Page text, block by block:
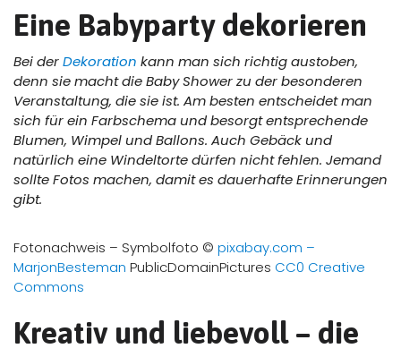
Eine Babyparty dekorieren
Bei derDekoration kann man sich richtig austoben,
denn sie macht die Baby Shower zu der besonderen
Veranstaltung, die sie ist. Am besten entscheidet man
sich für ein Farbschema und besorgt entsprechende
Blumen, Wimpel und Ballons. Auch Gebäck und
natürlich eine Windeltorte dürfen nicht fehlen. Jemand
sollte Fotos machen, damit es dauerhafte Erinnerungen
gibt.
Fotonachweis – Symbolfoto © pixabay.com –
MarjonBesteman PublicDomainPictures CC0 Creative
Commons
Kreativ und liebevoll – die